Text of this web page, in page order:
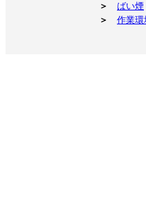
＞
ばい煙
＞
作業環